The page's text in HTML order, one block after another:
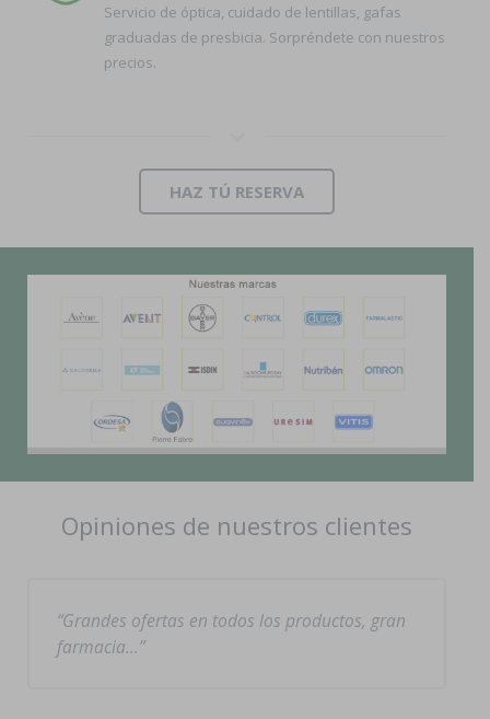
Servicio de óptica, cuidado de lentillas, gafas
graduadas de presbicia. Sorpréndete con nuestros
precios.
HAZ TÚ RESERVA
Opiniones de nuestros clientes
Grandes ofertas en todos los productos, gran
farmacia…